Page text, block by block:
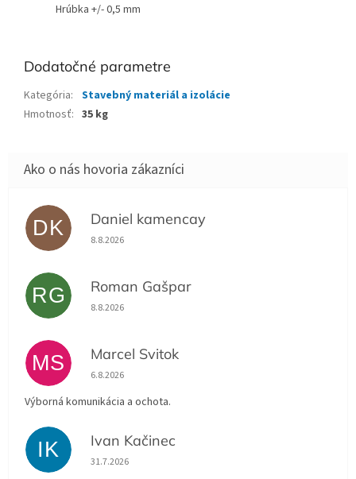
Hrúbka +/- 0,5 mm
Dodatočné parametre
Kategória: Stavebný materiál a izolácie
Hmotnosť: 35 kg
DK Daniel kamencay
Hodnotenie obchodu je 5 z 5 hviezdičiek.
8.8.2026
RG Roman Gašpar
Hodnotenie obchodu je 5 z 5 hviezdičiek.
8.8.2026
MS Marcel Svitok
Hodnotenie obchodu je 5 z 5 hviezdičiek.
6.8.2026
Výborná komunikácia a ochota.
IK Ivan Kačinec
Hodnotenie obchodu je 5 z 5 hviezdičiek.
31.7.2026